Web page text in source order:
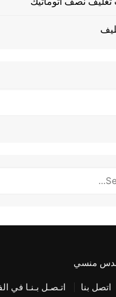
منسي
اتصل بنا اتـصـل بـنـا في